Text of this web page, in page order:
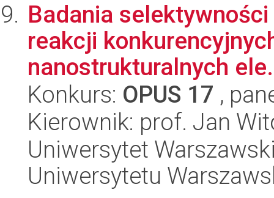
Badania
reakcji
nanostrukturalnych
Konkurs: OPUS 17 ,
Kierownik: prof. Jan
Uniwersytet
Uniwersytetu